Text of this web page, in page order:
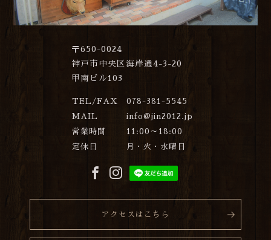
〒650-0024
神戸市中央区海岸通4-3-20
甲南ビル103
TEL/FAX
078-381-5545
MAIL
info@jin2012.jp
営業時間
11:00～18:00
定休日
月・火・水曜日
アクセスはこちら